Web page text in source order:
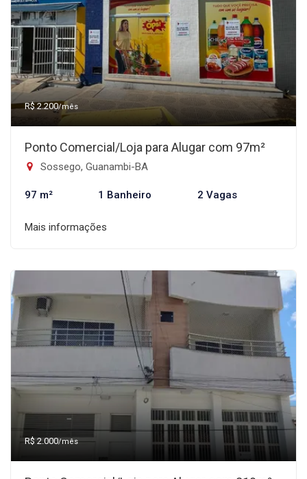
R$ 2.200/mês
Ponto Comercial/Loja para Alugar com 97m²
Sossego, Guanambi-BA
97 m² 1 Banheiro 2 Vagas
Mais informações
R$ 2.000/mês